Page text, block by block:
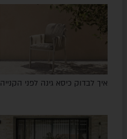
איך לבדוק כיסא גינה לפני הקנייה